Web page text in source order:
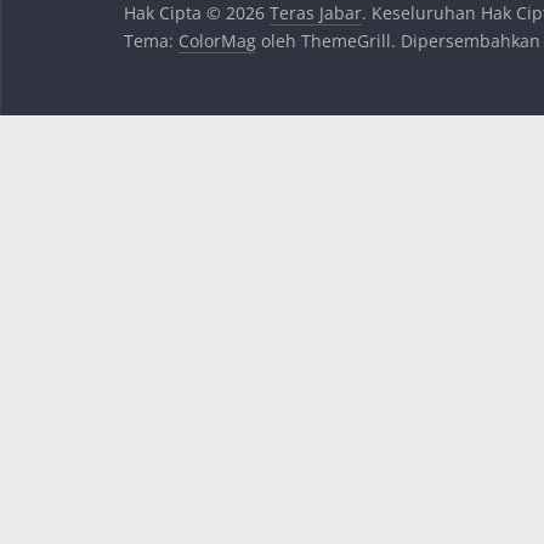
Hak Cipta © 2026 Teras Jabar. Keseluruhan Hak
Tema: ColorMag oleh ThemeGrill. Dipersembahkan